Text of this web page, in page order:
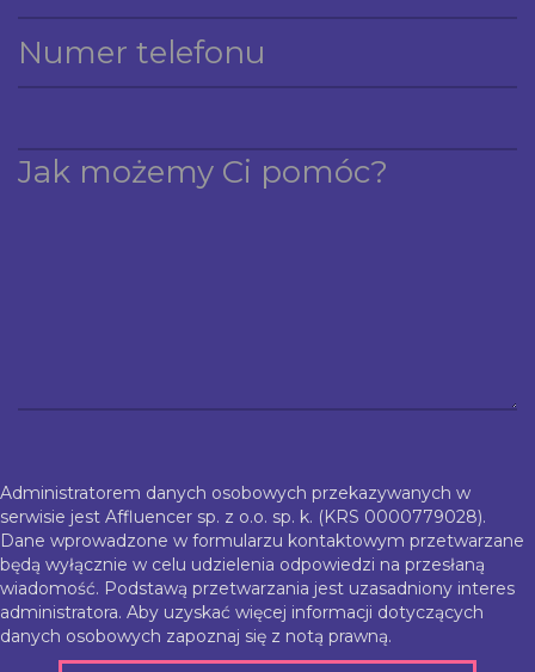
Administratorem danych osobowych przekazywanych w
serwisie jest Affluencer sp. z o.o. sp. k. (KRS 0000779028).
Dane wprowadzone w formularzu kontaktowym przetwarzane
będą wyłącznie w celu udzielenia odpowiedzi na przesłaną
wiadomość. Podstawą przetwarzania jest uzasadniony interes
administratora. Aby uzyskać więcej informacji dotyczących
danych osobowych zapoznaj się z notą prawną.